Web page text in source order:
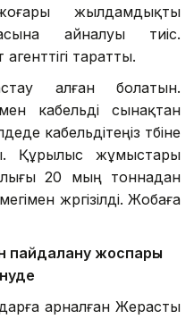
жылдамдықты
айналуы тиіс.
таратты.
алған болатын.
кабельді сынақтан
кабельдітеңіз түбіне
Құрылыс жұмыстары
20 мың тоннадан
жүргізілді. Жобаға
пайдалану жоспары
арналған Жерасты